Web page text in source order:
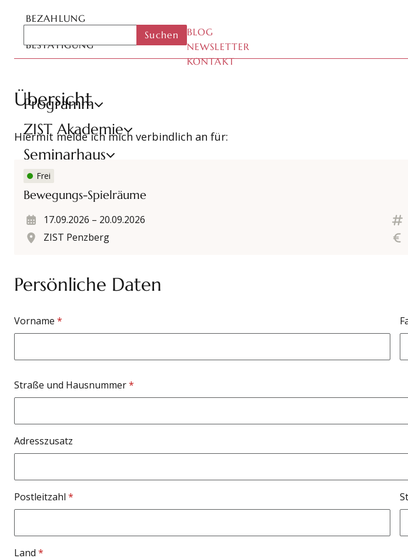
BLOG
NEWSLETTER
KONTAKT
Suchen
Programm
ZIST Akademie
Seminarhaus
ZIST
BEZAHLUNG
BESTÄTIGUNG
Übersicht
Hiermit melde ich mich verbindlich an für:
Frei
Bewegungs-Spielräume
17.09.2026 – 20.09.2026
ZIST Penzberg
Persönliche Daten
Name
Vorname *
Adresse
Straße und Hausnummer*
Adresszusatz
Postleitzahl *
Land *